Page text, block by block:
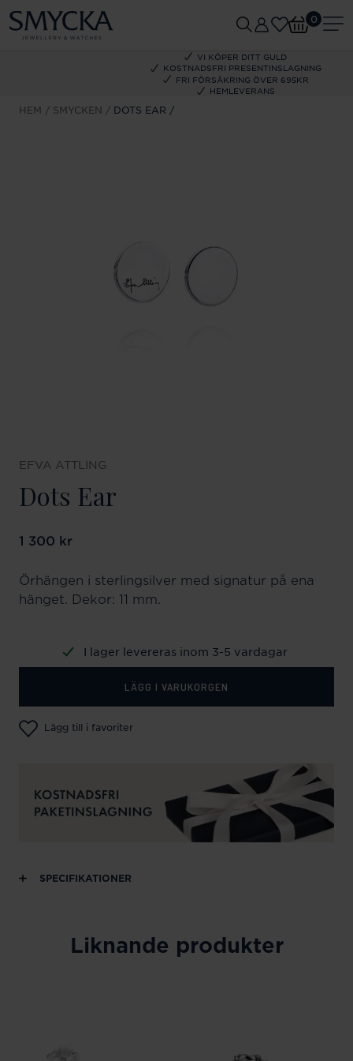
VI KÖPER DITT GULD
KOSTNADSFRI PRESENTINSLAGNING
FRI FÖRSÄKRING ÖVER 695KR
HEMLEVERANS
0
HEM SMYCKEN DOTS EAR
EFVA ATTLING
Dots Ear
Pris:1 300 kr
1 300 kr
Örhängen i sterlingsilver med signatur på ena
hänget. Dekor: 11 mm.
I lager levereras inom 3-5 vardagar
LÄGG I VARUKORGEN
Lägg till i favoriter
SPECIFIKATIONER
Liknande produkter